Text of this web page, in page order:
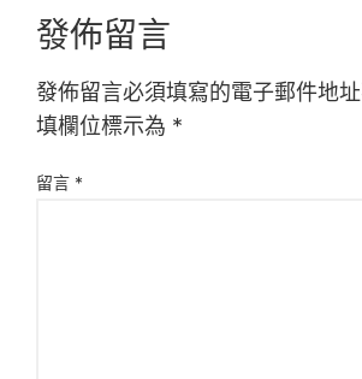
發佈留言
發佈留言必須填寫的電子郵件地
填欄位標示為 *
留言 *